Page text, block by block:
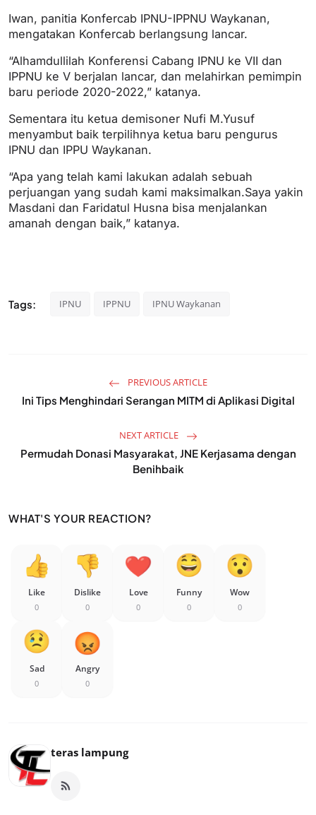
Iwan, panitia Konfercab IPNU-IPPNU Waykanan,
mengatakan Konfercab berlangsung lancar.
“Alhamdullilah Konferensi Cabang IPNU ke VII dan
IPPNU ke V berjalan lancar, dan melahirkan pemimpin
baru periode 2020-2022,” katanya.
Sementara itu ketua demisoner Nufi M.Yusuf
menyambut baik terpilihnya ketua baru pengurus
IPNU dan IPPU Waykanan.
“Apa yang telah kami lakukan adalah sebuah
perjuangan yang sudah kami maksimalkan.Saya yakin
Masdani dan Faridatul Husna bisa menjalankan
amanah dengan baik,” katanya.
Tags: IPNU IPPNU IPNU Waykanan
PREVIOUS ARTICLE
Ini Tips Menghindari Serangan MITM di Aplikasi Digital
NEXT ARTICLE
Permudah Donasi Masyarakat, JNE Kerjasama dengan
Benihbaik
WHAT'S YOUR REACTION?
Like
0
Dislike
0
Love
0
Funny
0
Wow
0
Sad
0
Angry
0
teras lampung